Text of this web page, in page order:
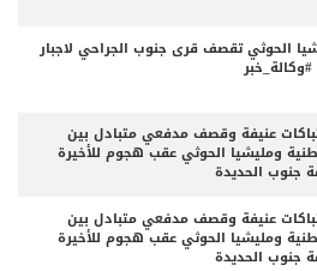
الحوثي تقصف قرى جنوب الجراحي لاجبار
عنيفة وقصف مدفعي متبادل بين
ومليشيا الحوثي عقب هجوم للأخيرة
جنوب الحديدة
عنيفة وقصف مدفعي متبادل بين
ومليشيا الحوثي عقب هجوم للأخيرة
جنوب الحديدة